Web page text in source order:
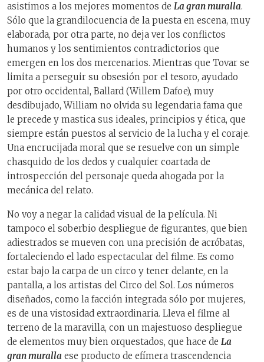
asistimos a los mejores momentos de La gran muralla.
Sólo que la grandilocuencia de la puesta en escena, muy
elaborada, por otra parte, no deja ver los conflictos
humanos y los sentimientos contradictorios que
emergen en los dos mercenarios. Mientras que Tovar se
limita a perseguir su obsesión por el tesoro, ayudado
por otro occidental, Ballard (Willem Dafoe), muy
desdibujado, William no olvida su legendaria fama que
le precede y mastica sus ideales, principios y ética, que
siempre están puestos al servicio de la lucha y el coraje.
Una encrucijada moral que se resuelve con un simple
chasquido de los dedos y cualquier coartada de
introspección del personaje queda ahogada por la
mecánica del relato.
No voy a negar la calidad visual de la película. Ni
tampoco el soberbio despliegue de figurantes, que bien
adiestrados se mueven con una precisión de acróbatas,
fortaleciendo el lado espectacular del filme. Es como
estar bajo la carpa de un circo y tener delante, en la
pantalla, a los artistas del Circo del Sol. Los números
diseñados, como la facción integrada sólo por mujeres,
es de una vistosidad extraordinaria. Lleva el filme al
terreno de la maravilla, con un majestuoso despliegue
de elementos muy bien orquestados, que hace de La
gran muralla ese producto de efímera trascendencia